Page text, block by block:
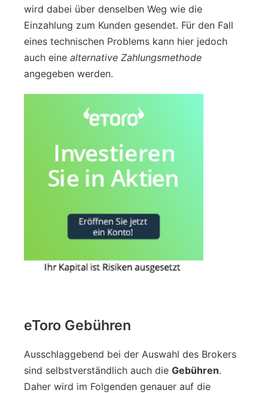
wird dabei über denselben Weg wie die
Einzahlung zum Kunden gesendet. Für den Fall
eines technischen Problems kann hier jedoch
auch eine alternative Zahlungsmethode
angegeben werden.
eToro Gebühren
Ausschlaggebend bei der Auswahl des Brokers
sind selbstverständlich auch die Gebühren.
Daher wird im Folgenden genauer auf die